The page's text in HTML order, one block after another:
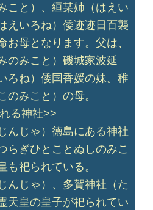
こと）、絙某姉（はえい
えいろね）倭迹迹日百襲
お母となります。父は、
のみこと）磯城家波延
ろね）倭国香媛の妹。稚
のみこと）の母。
る神社>>
んじゃ）徳島にある神社
らぎひとことぬしのみこ
も祀られている。
んじゃ）、多賀神社（た
天皇の皇子が祀られてい